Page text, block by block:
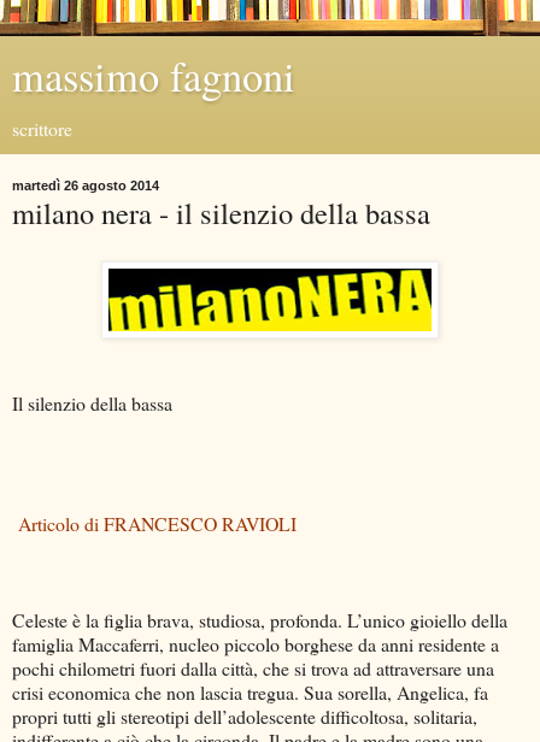
massimo fagnoni
scrittore
martedì 26 agosto 2014
milano nera - il silenzio della bassa
Il silenzio della bassa
Articolo di FRANCESCO RAVIOLI
Celeste è la figlia brava, studiosa, profonda. L’unico gioiello della
famiglia Maccaferri, nucleo piccolo borghese da anni residente a
pochi chilometri fuori dalla città, che si trova ad attraversare una
crisi economica che non lascia tregua. Sua sorella, Angelica, fa
propri tutti gli stereotipi dell’adolescente difficoltosa, solitaria,